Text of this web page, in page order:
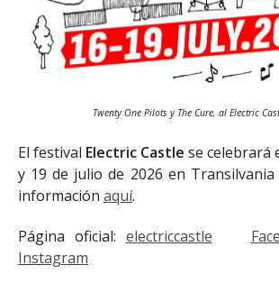
Twenty One Pilots y The Cure, al Electric
El festival Electric Castle se celebrará
y 19 de julio de 2026 en Transilvania
información aquí.
Página oficial: electriccastle
Instagram